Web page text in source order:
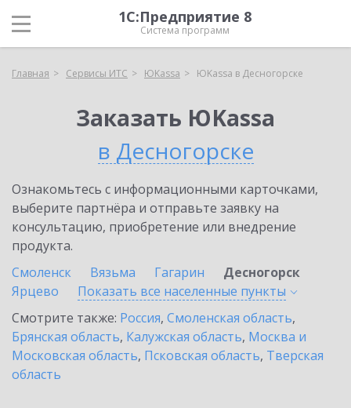
1С:Предприятие 8
Система программ
Главная Сервисы ИТС ЮKassa ЮKassa в Десногорске
Заказать ЮKassa
в Десногорске
Ознакомьтесь с информационными карточками,
выберите партнёра и отправьте заявку на
консультацию, приобретение или внедрение
продукта.
Смоленск
Вязьма Гагарин
Десногорск
Ярцево
Показать все населенные пункты
Смотрите также: Россия, Смоленская область,
Брянская область, Калужская область, Москва и
Московская область, Псковская область, Тверская
область